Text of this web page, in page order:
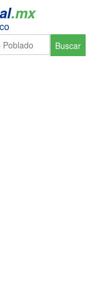
.mx
Buscar